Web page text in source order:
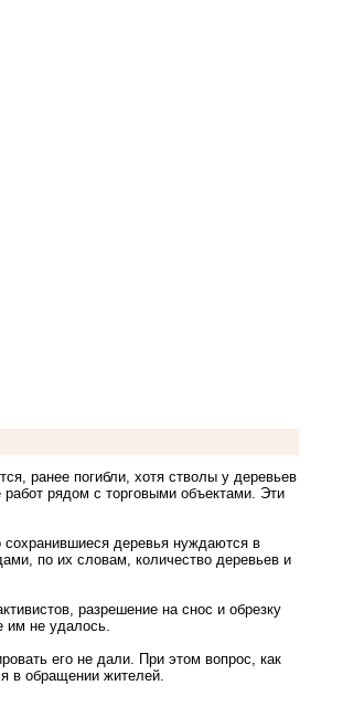
ранее погибли, хотя стволы у деревьев
рядом с торговыми объектами. Эти
деревья нуждаются в
по их словам, количество деревьев и
разрешение на снос и обрезку
им не удалось.
его не дали. При этом вопрос, как
в обращении жителей.